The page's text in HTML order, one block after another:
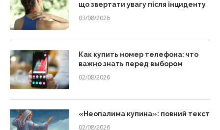
що звертати увагу після інциденту
03/08/2026
Как купить номер телефона: что
важно знать перед выбором
02/08/2026
«Неопалима купина»: повний текст
02/08/2026